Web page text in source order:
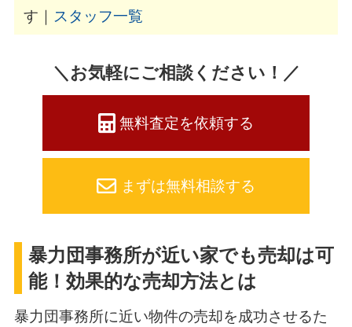
す｜ スタッフ一覧
＼お気軽にご相談ください！／
無料査定を依頼する
まずは無料相談する
暴力団事務所が近い家でも売却は可
能！効果的な売却方法とは
暴力団事務所に近い物件の売却を成功させるた